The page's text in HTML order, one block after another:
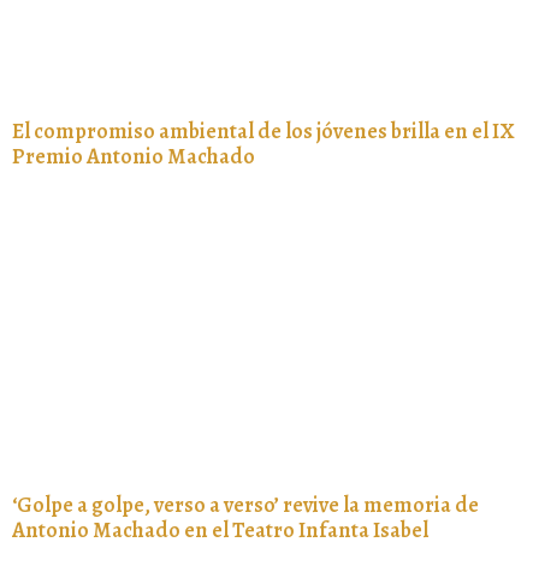
El compromiso ambiental de los jóvenes brilla en el IX
Premio Antonio Machado
‘Golpe a golpe, verso a verso’ revive la memoria de
Antonio Machado en el Teatro Infanta Isabel